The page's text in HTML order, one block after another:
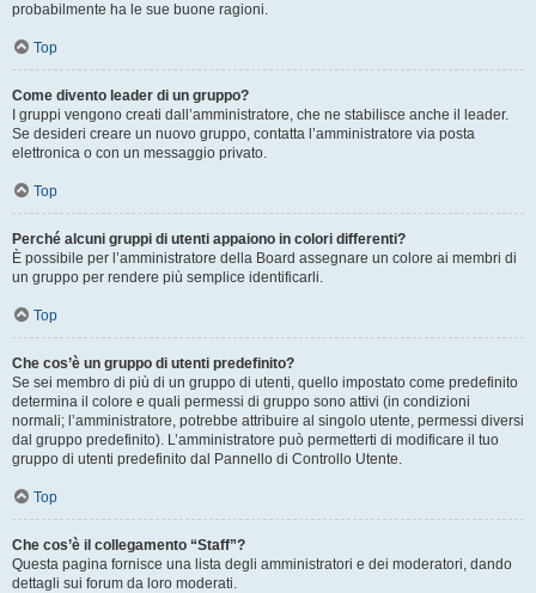
probabilmente ha le sue buone ragioni.
Top
Come divento leader di un gruppo?
I gruppi vengono creati dall’amministratore, che ne stabilisce anche il leader.
Se desideri creare un nuovo gruppo, contatta l’amministratore via posta
elettronica o con un messaggio privato.
Top
Perché alcuni gruppi di utenti appaiono in colori differenti?
È possibile per l’amministratore della Board assegnare un colore ai membri di
un gruppo per rendere più semplice identificarli.
Top
Che cos’è un gruppo di utenti predefinito?
Se sei membro di più di un gruppo di utenti, quello impostato come predefinito
determina il colore e quali permessi di gruppo sono attivi (in condizioni
normali; l’amministratore, potrebbe attribuire al singolo utente, permessi diversi
dal gruppo predefinito). L’amministratore può permetterti di modificare il tuo
gruppo di utenti predefinito dal Pannello di Controllo Utente.
Top
Che cos’è il collegamento “Staff”?
Questa pagina fornisce una lista degli amministratori e dei moderatori, dando
dettagli sui forum da loro moderati.